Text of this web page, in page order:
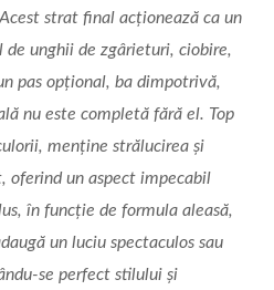
Acest strat final acționează ca un
unghii de zgârieturi, ciobire,
pas opțional, ba dimpotrivă,
nu este completă fără el. Top
menține strălucirea și
oferind un aspect impecabil
în funcție de formula aleasă,
un luciu spectaculos sau
se perfect stilului și